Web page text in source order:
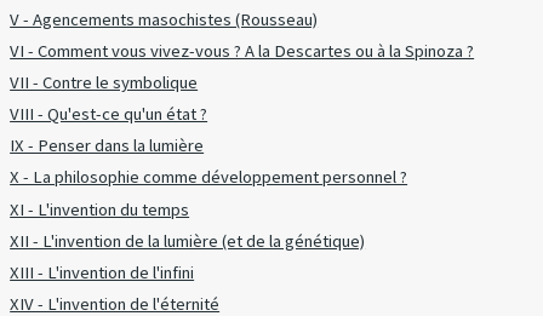
V - Agencements masochistes (Rousseau)
VI - Comment vous vivez-vous ? A la Descartes ou à la Spinoza ?
VII - Contre le symbolique
VIII - Qu'est-ce qu'un état ?
IX - Penser dans la lumière
X - La philosophie comme développement personnel ?
XI - L'invention du temps
XII - L'invention de la lumière (et de la génétique)
XIII - L'invention de l'infini
XIV - L'invention de l'éternité